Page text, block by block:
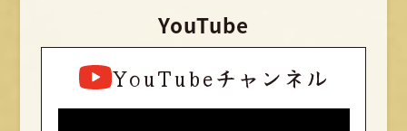
YouTube
YouTubeチャンネル